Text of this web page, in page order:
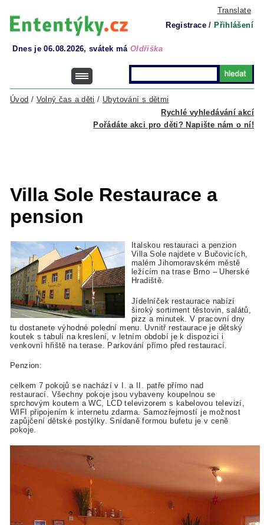
Translate
Registrace / Přihlášení
Dnes je 06.08.2026, svátek má Oldřiška
Rychlé vyhledávání akcí
Úvod / Volný čas a děti / Ubytování s dětmi
Pořádáte akci pro děti? Napište nám o ní!
Villa Sole Restaurace a
pension
Italskou restauraci a penzion
Villa Sole najdete v Bučovicích,
malém Jihomoravském městě
ležícím na trase Brno – Uherské
Hradiště.
Jídelníček restaurace nabízí
široký sortiment těstovin, salátů,
pizz a minutek. V pracovní dny
tu dostanete výhodné polední menu. Uvnitř restaurace je dětský
koutek s tabulí na kreslení, v letním období je k dispozici i
venkovní hřiště na terase. Parkování přímo před restaurací.
Penzion:
celkem 7 pokojů se nachází v I. a II. patře přímo nad
restaurací. Všechny pokoje jsou vybaveny koupelnou se
sprchovým koutem a WC, LCD televizorem s kabelovou televizí,
WIFI připojením k internetu zdarma. Samozřejmostí je možnost
zapůjčení dětské postýlky. Snídaně formou bufetu je v ceně
pokoje.